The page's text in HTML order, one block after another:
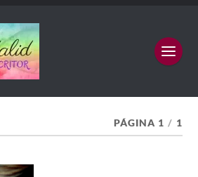
PÁGINA 1 / 1